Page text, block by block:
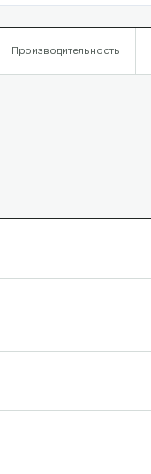
Производительность